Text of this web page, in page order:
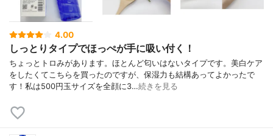
4.00
しっとりタイプでほっぺが手に吸い付く！
ちょっとトロみがあります。ほとんど匂いはないタイプです。美白ケア
をしたくてこちらを買ったのですが、保湿力も結構あってよかったで
す！私は500円玉サイズを全顔に3…続きを見る